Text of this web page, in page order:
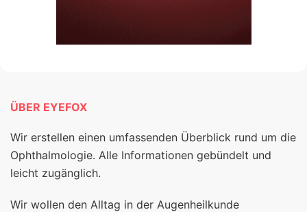
ÜBER EYEFOX
Wir erstellen einen umfassenden Überblick rund um die
Ophthalmologie. Alle Informationen gebündelt und
leicht zugänglich.
Wir wollen den Alltag in der Augenheilkunde